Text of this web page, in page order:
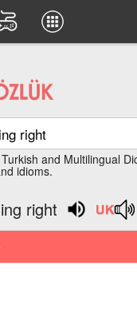
and Multilingual
idioms.
right